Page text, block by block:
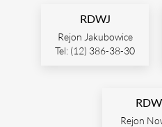
RDWJ
Rejon Jakubowice
Tel: (12) 386-38-30
Rejon